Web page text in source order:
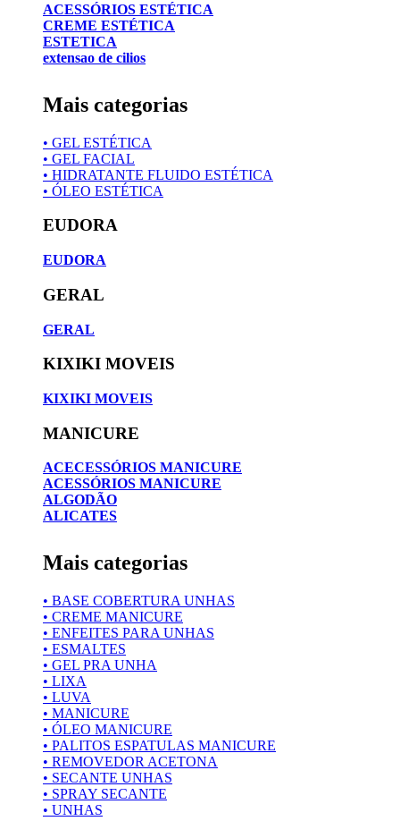
ACESSÓRIOS ESTÉTICA
CREME ESTÉTICA
ESTETICA
extensao de cilios
Mais categorias
• GEL ESTÉTICA
• GEL FACIAL
• HIDRATANTE FLUIDO ESTÉTICA
• ÓLEO ESTÉTICA
EUDORA
EUDORA
GERAL
GERAL
KIXIKI MOVEIS
KIXIKI MOVEIS
MANICURE
ACECESSÓRIOS MANICURE
ACESSÓRIOS MANICURE
ALGODÃO
ALICATES
Mais categorias
• BASE COBERTURA UNHAS
• CREME MANICURE
• ENFEITES PARA UNHAS
• ESMALTES
• GEL PRA UNHA
• LIXA
• LUVA
• MANICURE
• ÓLEO MANICURE
• PALITOS ESPATULAS MANICURE
• REMOVEDOR ACETONA
• SECANTE UNHAS
• SPRAY SECANTE
• UNHAS